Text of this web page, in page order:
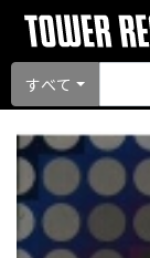
すべて